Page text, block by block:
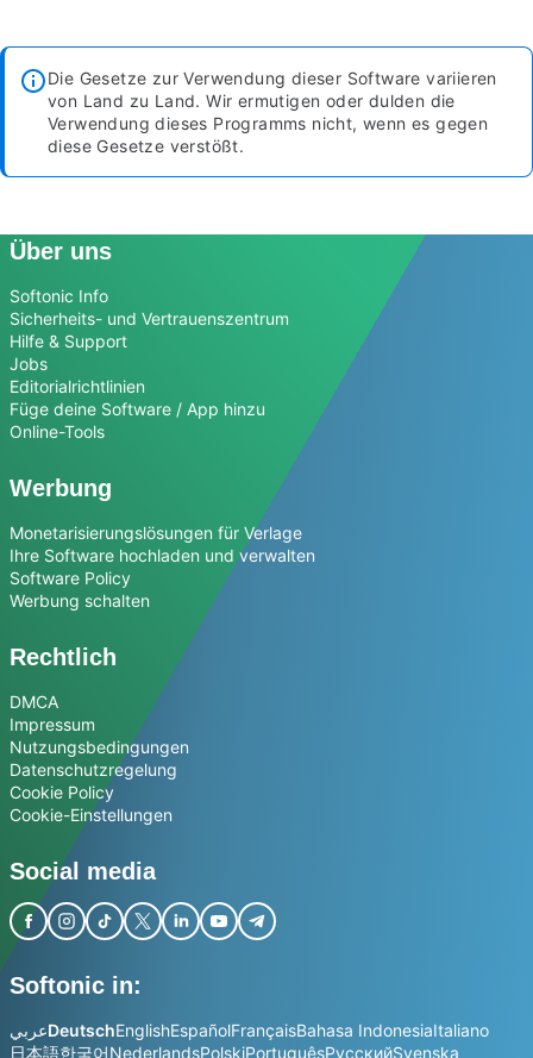
Die Gesetze zur Verwendung dieser Software variieren
von Land zu Land. Wir ermutigen oder dulden die
Verwendung dieses Programms nicht, wenn es gegen
diese Gesetze verstößt.
Über uns
Softonic Info
Sicherheits- und Vertrauenszentrum
Hilfe & Support
Jobs
Editorialrichtlinien
Füge deine Software / App hinzu
Online-Tools
Werbung
Monetarisierungslösungen für Verlage
Ihre Software hochladen und verwalten
Software Policy
Werbung schalten
Rechtlich
DMCA
Impressum
Nutzungsbedingungen
Datenschutzregelung
Cookie Policy
Cookie-Einstellungen
Social media
Softonic in:
عربيDeutschEnglishEspañolFrançaisBahasa IndonesiaItaliano
日本語한국어NederlandsPolskiPortuguêsРусскийSvenska